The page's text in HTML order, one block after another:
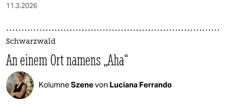
11.3.2026
Schwarzwald
An einem Ort namens „Aha“
KolumneSzenevon Luciana Ferrando